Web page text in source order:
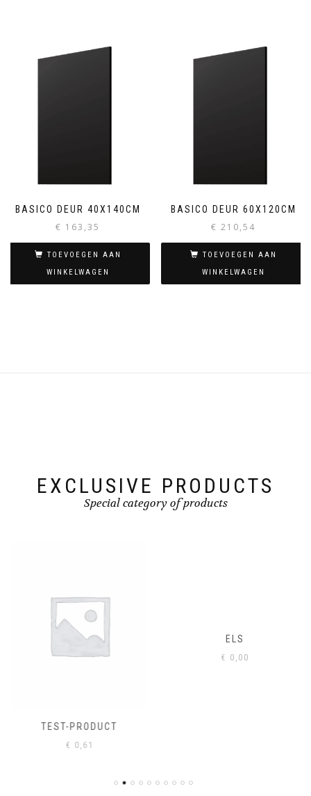
BASICO DEUR 40X140CM
€ 163,35
TOEVOEGEN AAN
WINKELWAGEN
BASICO DEUR 60X120CM
€ 210,54
TOEVOEGEN AAN
WINKELWAGEN
EXCLUSIVE PRODUCTS
Special category of products
TEST-PRODUCT
€0,61
ELS
€0,00